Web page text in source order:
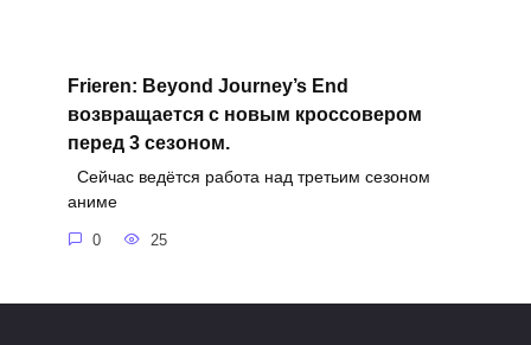
Frieren: Beyond Journey’s End
возвращается с новым кроссовером
перед 3 сезоном.
Сейчас ведётся работа над третьим сезоном
аниме
0 25